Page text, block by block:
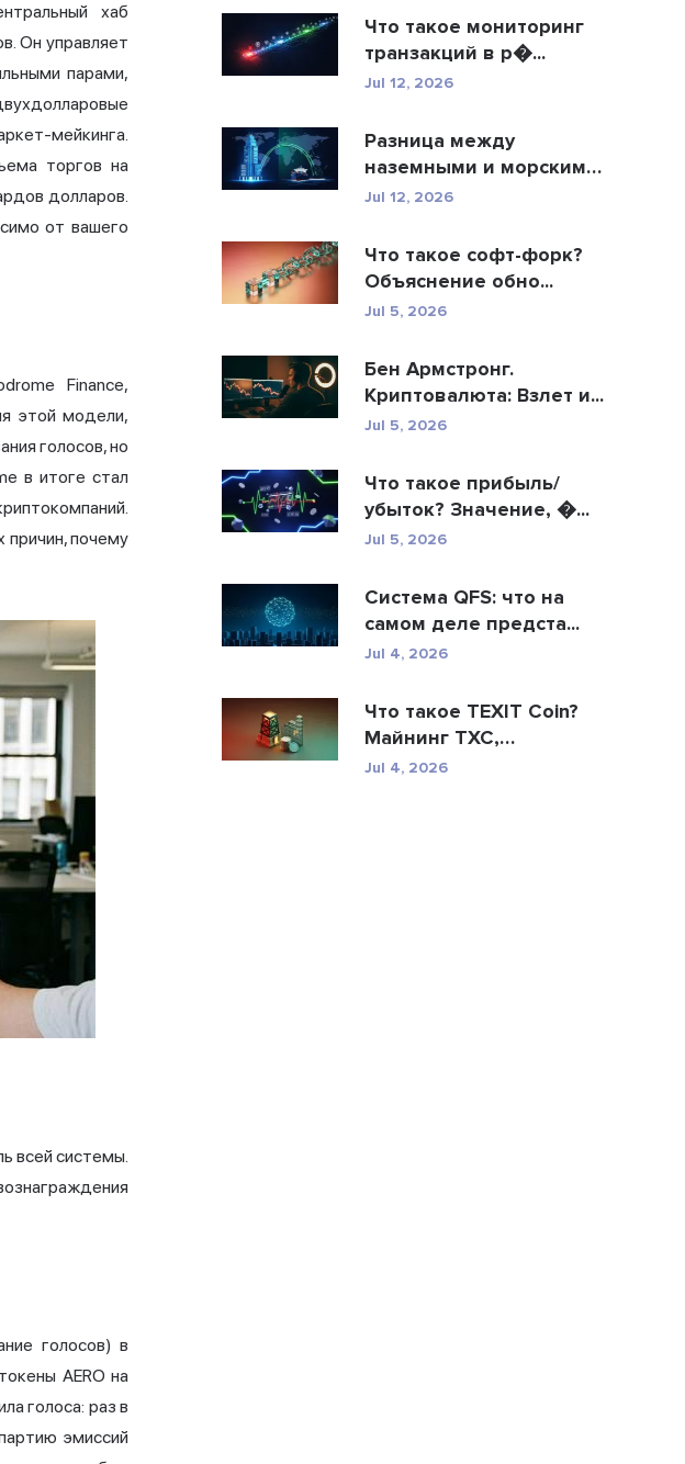
хаб
Он управляет
парами,
мейкинга.
торгов на
долларов.
от вашего
Finance,
этой модели,
голосов, но
в итоге стал
причин, почему
всей системы.
голосов) в
AERO на
голоса: раз в
эмиссий
Что такое мониторинг
транзакций в р�...
Jul 12, 2026
Разница между
наземными и морскими
�...
Jul 12, 2026
Что такое софт-форк?
Объяснение обно...
Jul 5, 2026
Бен Армстронг.
Криптовалюта: Взлет и...
Jul 5, 2026
Что такое прибыль/
убыток? Значение, �...
Jul 5, 2026
Система QFS: что на
самом деле предста...
Jul 4, 2026
Что такое TEXIT Coin?
Майнинг TXC,
техничес...
Jul 4, 2026